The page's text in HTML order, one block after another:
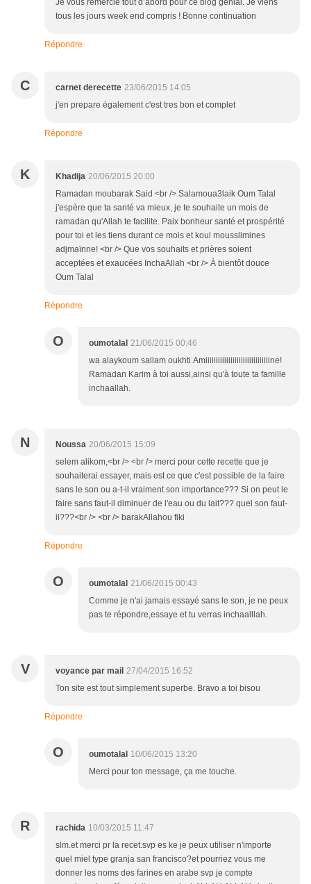
Je vous remercie tout d’abord pour ce blog génial. Je viens
tous les jours week end compris ! Bonne continuation
Répondre
C carnet derecette 23/06/2015 14:05
j'en prepare également c'est tres bon et complet
Répondre
K Khadija 20/06/2015 20:00
Ramadan moubarak Said <br /> Salamoua3laik Oum Talal
j'espère que ta santé va mieux, je te souhaite un mois de
ramadan qu'Allah te facilite. Paix bonheur santé et prospérité
pour toi et les tiens durant ce mois et koul mousslimines
adjmaïnne! <br /> Que vos souhaits et prières soient
acceptées et exaucées InchaAllah <br /> À bientôt douce
Oum Talal
Répondre
O oumotalal 21/06/2015 00:46
wa alaykoum sallam oukhti.Amiiiiiiiiiiiiiiiiiiiiiiiiiiiiiiine!
Ramadan Karim à toi aussi,ainsi qu'à toute ta famille
inchaallah.
N Noussa 20/06/2015 15:09
selem alikom,<br /> <br /> merci pour cette recette que je
souhaiterai essayer, mais est ce que c'est possible de la faire
sans le son ou a-t-il vraiment son importance??? Si on peut le
faire sans faut-il diminuer de l'eau ou du lait??? quel son faut-
il???<br /> <br /> barakAllahou fiki
Répondre
O oumotalal 21/06/2015 00:43
Comme je n'ai jamais essayé sans le son, je ne peux
pas te répondre,essaye et tu verras inchaalllah.
V voyance par mail 27/04/2015 16:52
Ton site est tout simplement superbe. Bravo a toi bisou
Répondre
O oumotalal 10/06/2015 13:20
Merci pour ton message, ça me touche.
R rachida 10/03/2015 11:47
slm.et merci pr la recet.svp es ke je peux utiliser n'importe
quel miel type granja san francisco?et pourriez vous me
donner les noms des farines en arabe svp je compte